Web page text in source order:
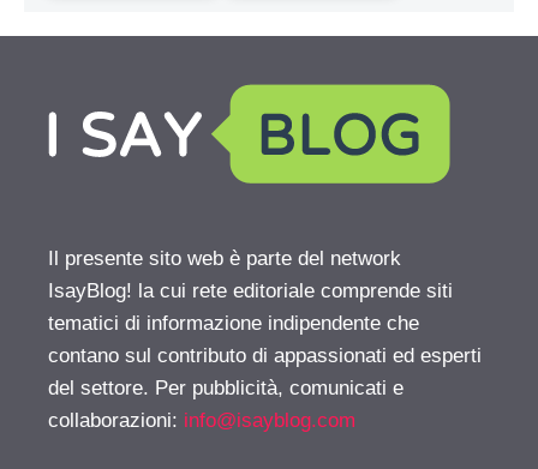
Il presente sito web è parte del network
IsayBlog! la cui rete editoriale comprende siti
tematici di informazione indipendente che
contano sul contributo di appassionati ed esperti
del settore. Per pubblicità, comunicati e
collaborazioni: info@isayblog.com